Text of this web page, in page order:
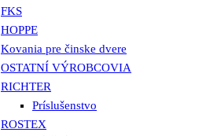
FKS
HOPPE
Kovania pre činske dvere
OSTATNÍ VÝROBCOVIA
RICHTER
Príslušenstvo
ROSTEX